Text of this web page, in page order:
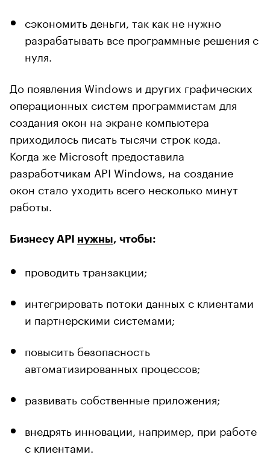
сэкономить деньги, так как не нужно
разрабатывать все программные решения с
нуля.
До появления Windows и других графических
операционных систем программистам для
создания окон на экране компьютера
приходилось писать тысячи строк кода.
Когда же Microsoft предоставила
разработчикам API Windows, на создание
окон стало уходить всего несколько минут
работы.
Бизнесу API нужны, чтобы:
проводить транзакции;
интегрировать потоки данных с клиентами
и партнерскими системами;
повысить безопасность
автоматизированных процессов;
развивать собственные приложения;
внедрять инновации, например, при работе
с клиентами.